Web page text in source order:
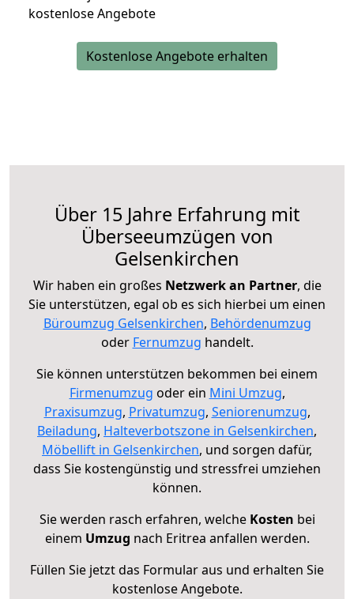
kostenlose Angebote
Kostenlose Angebote erhalten
Über 15 Jahre Erfahrung mit
Überseeumzügen von
Gelsenkirchen
Wir haben ein großes Netzwerk an Partner, die
Sie unterstützen, egal ob es sich hierbei um einen
Büroumzug Gelsenkirchen, Behördenumzug
oder Fernumzug handelt.
Sie können unterstützen bekommen bei einem
Firmenumzug oder ein Mini Umzug,
Praxisumzug, Privatumzug, Seniorenumzug,
Beiladung, Halteverbotszone in Gelsenkirchen,
Möbellift in Gelsenkirchen, und sorgen dafür,
dass Sie kostengünstig und stressfrei umziehen
können.
Sie werden rasch erfahren, welche Kosten bei
einem Umzug nach Eritrea anfallen werden.
Füllen Sie jetzt das Formular aus und erhalten Sie
kostenlose Angebote.